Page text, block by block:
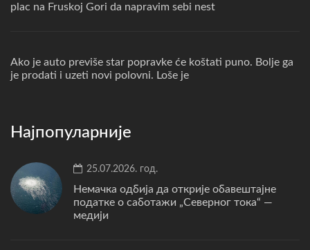
plac na Fruskoj Gori da napravim sebi nest
Ako je auto previše star popravke će koštati puno. Bolje ga
je prodati i uzeti novi polovni. Loše je
Најпопуларније
25.07.2026. год.
Немачка одбија да открије обавештајне
податке о саботажи „Северног тока“ —
медији